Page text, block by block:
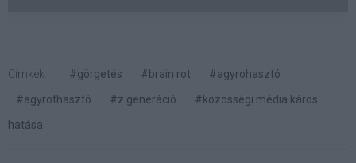
Címkék: #görgetés #brain rot
#agyrohasztó
#agyrothasztó
#z generáció
#közösségi média káros
hatása